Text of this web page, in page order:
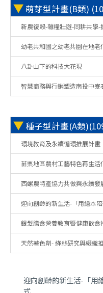
▼ 萌芽型計畫(B類)
新農復穀-雜糧壯遊-同耕共學-
幼老共和國之幼老共園在地老
八卦山下的科技大花現
智慧商務與行銷塑造南投中
▼ 種子型計畫(A類
環境教育及永續循環推展計畫
苗栗地區農村工藝特色再生活
西螺農特產協力共做與永續發
迎向創齡的新生活-「用繪本
銀髮膳食營養教育暨健康飲食
天然著色劑- 緙絲研究與綴織
迎向創齡的新生活-「用